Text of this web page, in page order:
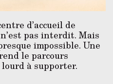
d’accueil de
pas interdit. Mais
impossible. Une
le parcours
à supporter.